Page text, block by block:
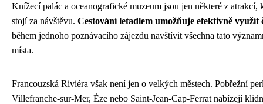
Knížecí palác a oceanografické muzeum jsou jen některé z atrakcí,
stojí za návštěvu. Cestování letadlem umožňuje efektivně využít
během jednoho poznávacího zájezdu navštívit všechna tato
místa.
Francouzská Riviéra však není jen o velkých městech. Pobřežní
Villefranche-sur-Mer, Èze nebo Saint-Jean-Cap-Ferrat nabízejí